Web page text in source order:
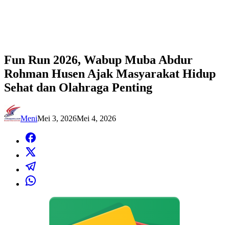
Fun Run 2026, Wabup Muba Abdur
Rohman Husen Ajak Masyarakat Hidup
Sehat dan Olahraga Penting
MeniMei 3, 2026Mei 4, 2026